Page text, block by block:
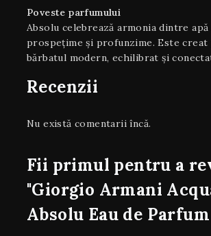
Poveste parfumului
Absolu celebrează armonia dintre
prospețime și profunzime. Este
bărbatul modern, echilibrat și
Recenzii
Nu există comentarii încă.
Fii primul pentru a
"Giorgio Armani
Absolu Eau de